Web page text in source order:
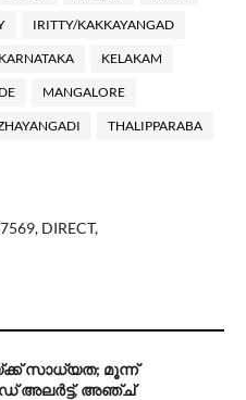
IRITTY/KAKKAYANGAD
KARNATAKA KELAKAM
MANGALORE
THALIPPARABA
DIRECT,
സാധ്യത; മൂന്ന്
അലർട്ട്, അഞ്ച്